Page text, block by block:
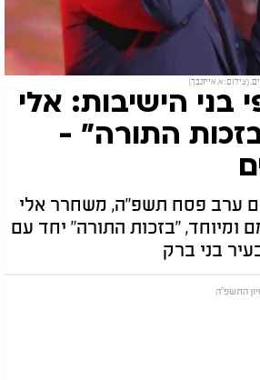
(צילום: א. אייזנבך)
בני הישיבות: אלי
התורה" -
ערב פסח תשפ"ה, משחרר אלי
ומיוחד, "בזכות התורה" יחד עם
בני ברק